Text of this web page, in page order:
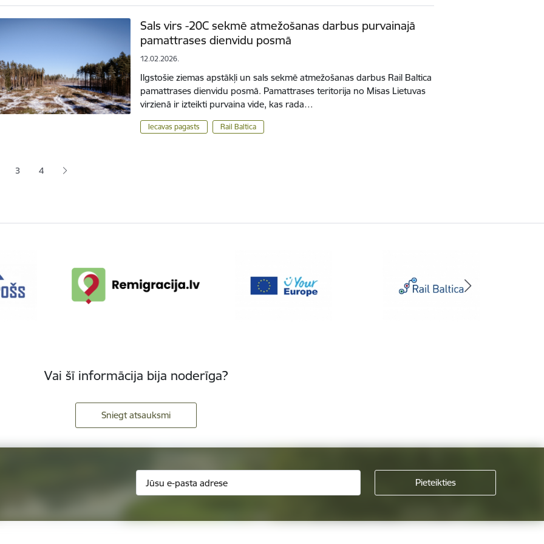
Sals virs -20C sekmē atmežošanas darbus purvainajā
pamattrases dienvidu posmā
12.02.2026.
Ilgstošie ziemas apstākļi un sals sekmē atmežošanas darbus Rail Baltica
pamattrases dienvidu posmā. Pamattrases teritorija no Misas Lietuvas
virzienā ir izteikti purvaina vide, kas rada…
Iecavas pagasts Rail Baltica
lapaLapa
3 Lapa
4
Vai šī informācija bija noderīga?
Sniegt atsauksmi